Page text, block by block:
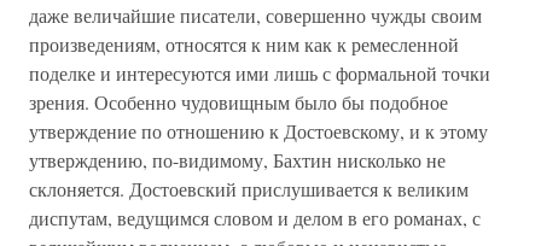
даже величайшие писатели, совершенно чужды своим
произведениям, относятся к ним как к ремесленной
поделке и интересуются ими лишь с формальной точки
зрения. Особенно чудовищным было бы подобное
утверждение по отношению к Достоевскому, и к этому
утверждению, по-видимому, Бахтин нисколько не
склоняется. Достоевский прислушивается к великим
диспутам, ведущимся словом и делом в его романах, с